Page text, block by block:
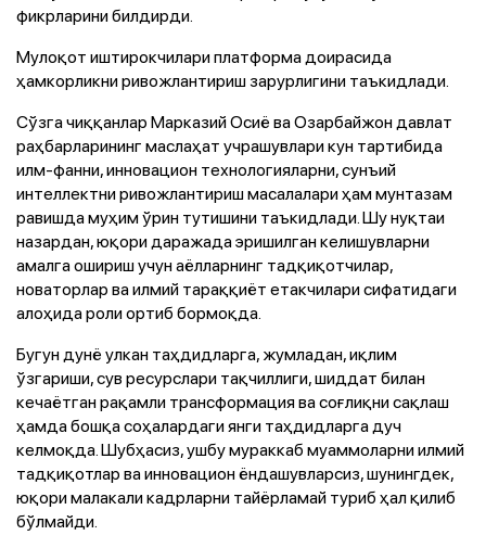
фикрларини билдирди.
Мулоқот иштирокчилари платформа доирасида
ҳамкорликни ривожлантириш зарурлигини таъкидлади.
Сўзга чиққанлар Марказий Осиё ва Озарбайжон давлат
раҳбарларининг маслаҳат учрашувлари кун тартибида
илм-фанни, инновацион технологияларни, сунъий
интеллектни ривожлантириш масалалари ҳам мунтазам
равишда муҳим ўрин тутишини таъкидлади. Шу нуқтаи
назардан, юқори даражада эришилган келишувларни
амалга ошириш учун аёлларнинг тадқиқотчилар,
новаторлар ва илмий тараққиёт етакчилари сифатидаги
алоҳида роли ортиб бормоқда.
Бугун дунё улкан таҳдидларга, жумладан, иқлим
ўзгариши, сув ресурслари тақчиллиги, шиддат билан
кечаётган рақамли трансформация ва соғлиқни сақлаш
ҳамда бошқа соҳалардаги янги таҳдидларга дуч
келмоқда. Шубҳасиз, ушбу мураккаб муаммоларни илмий
тадқиқотлар ва инновацион ёндашувларсиз, шунингдек,
юқори малакали кадрларни тайёрламай туриб ҳал қилиб
бўлмайди.